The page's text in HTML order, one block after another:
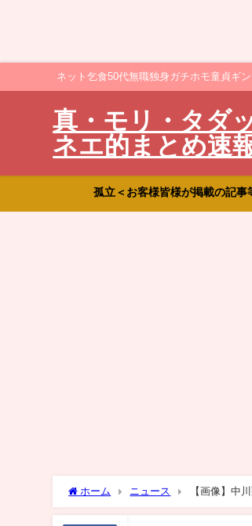
ネット乞食50代無職独身ガチホモ童貞ギ
真・モリ・タダ
ネエ的まとめ速
孤立＜お客様皆様が掲載の記事
ホーム ニュース 【画像】中